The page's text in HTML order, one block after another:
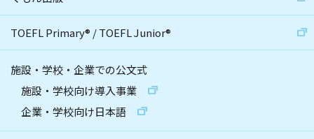
TOEFL Primary® /TOEFL Junior®
施設・学校・企業での公文式
施設・学校向け導入事業
企業・学校向け日本語